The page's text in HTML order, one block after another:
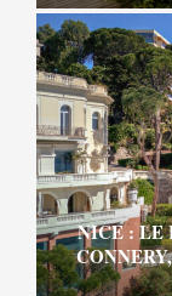
NICE : LE